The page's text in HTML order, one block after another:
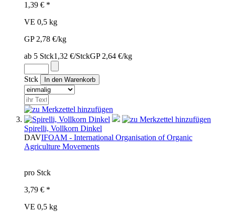
1,39 € *
VE 0,5 kg
GP 2,78 €/kg
ab 5 Stck1,32 €/StckGP 2,64 €/kg
Stck
Spirelli, Vollkorn Dinkel
DAVIFOAM - International Organisation of Organic
Agriculture Movements
pro Stck
3,79 € *
VE 0,5 kg